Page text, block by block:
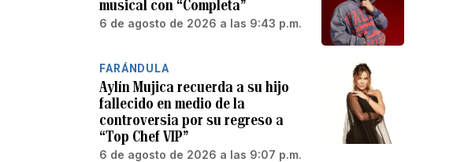
musical con “Completa”
6 de agosto de 2026 a las 9:43 p.m.
FARÁNDULA
Aylín Mujica recuerda a su hijo
fallecido en medio de la
controversia por su regreso a
“Top Chef VIP”
6 de agosto de 2026 a las 9:07 p.m.